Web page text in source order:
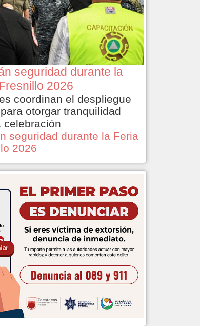
seguridad durante la
2026
coordinan el despliegue
otorgar tranquilidad
celebración
seguridad durante la Feria
2026